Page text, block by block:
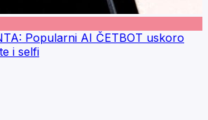
Popularni AI ČETBOT uskoro
i selfi